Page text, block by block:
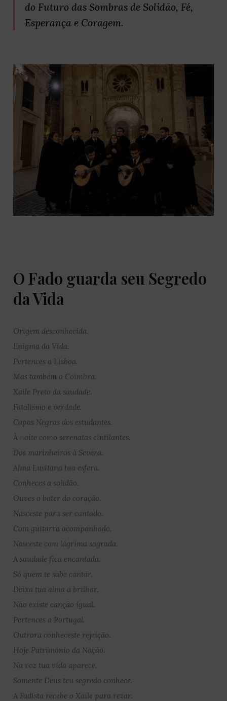
do Futuro das Sombras de Solidão, Fé,
Esperança e Coragem.
O Fado guarda seu Segredo
da Vida
Origem desconhecida.
Enigma da Vida.
Pertences a Lisboa.
Mas também a Coimbra.
Xaile Preto da saudade.
Fatalismo e verdade.
Capas Negras dos estudantes.
À noite como serenatas cintilantes.
Dos marinheiros à Severa.
Alma Lusitana tua esfera.
Conheces a solidão.
Ouves o bater do coração.
Nasceste para ser cantado.
Com guitarra acompanhado.
Nasceste com lágrima sagrada.
A saudade fica encantada.
Só quem te sabe cantar.
Deixa tua alma a brilhar.
Não existe canção igual.
Pertences a Portugal.
Outrora conheceste rejeição.
Hoje Património da Nação.
Na voz tua vida aparece.
Somente Deus teu segredo conhece.
A Fadista recebe o Xaile para rezar.